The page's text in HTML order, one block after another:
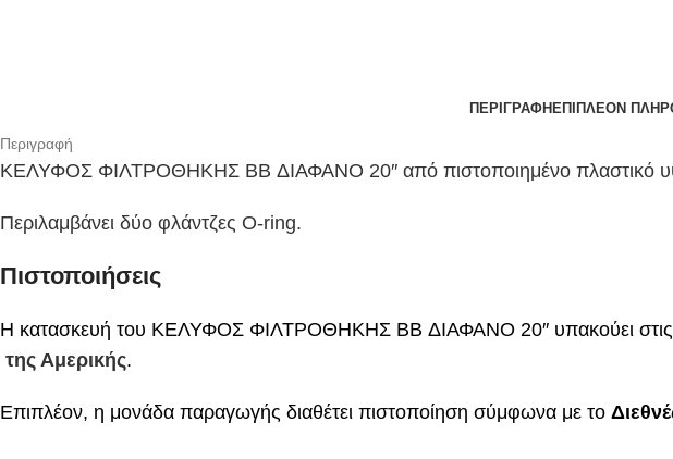
ΠΕΡΙΓΡΑΦΉΕΠΙΠΛΈΟΝ
Περιγραφή
ΚΕΛΥΦΟΣ ΦΙΛΤΡΟΘΗΚΗΣ BB ΔΙΑΦΑΝΟ 20″ από πιστοποιημένο πλαστικό
Περιλαμβάνει δύο φλάντζες O-ring.
Πιστοποιήσεις
Η κατασκευή του ΚΕΛΥΦΟΣ ΦΙΛΤΡΟΘΗΚΗΣ BB ΔΙΑΦΑΝΟ 20″ υπακούει στις
της Αμερικής.
Επιπλέον, η μονάδα παραγωγής διαθέτει πιστοποίηση σύμφωνα με το